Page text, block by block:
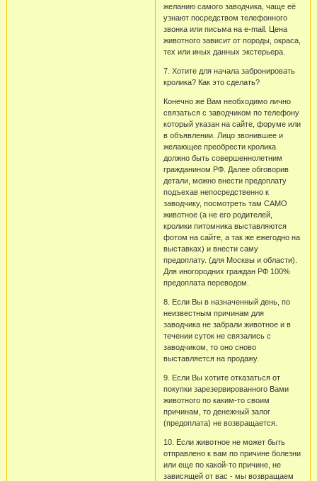
желанию самого заводчика, чаще её
узнают посредством телефонного
звонка или письма на e-mail. Цена
животного зависит от породы, окраса,
тех или иных данных экстерьера.
7. Хотите для начала забронировать
кролика? Как это сделать?
Конечно же Вам необходимо лично
связаться с заводчиком по телефону
который указан на сайте, форуме или
в объявлении. Лицо звонившее и
желающее преобрести кролика
должно быть совершеннолетним
гражданином РФ. Далее обговорив
детали, можно внести предоплату
подъехав непосредственно к
заводчику, посмотреть там САМО
животное (а не его родителей,
кролики питомника выставляются
фотом на сайте, а так же ежегодно на
выставках) и внести саму
предоплату. (для Москвы и области).
Для иногородних граждан РФ 100%
предоплата переводом.
8. Если Вы в назначенный день, по
неизвестным причинам для
заводчика не забрали животное и в
течении суток не связались с
заводчиком, то оно сново
выставляется на продажу.
9. Если Вы хотите отказаться от
покупки зарезервированного Вами
животного по каким-то своим
причинам, то денежный залог
(предоплата) не возвращается.
10. Если животное не может быть
отправлено к вам по причине болезни
или еще по какой-то причине, не
зависящей от вас - мы возвращаем